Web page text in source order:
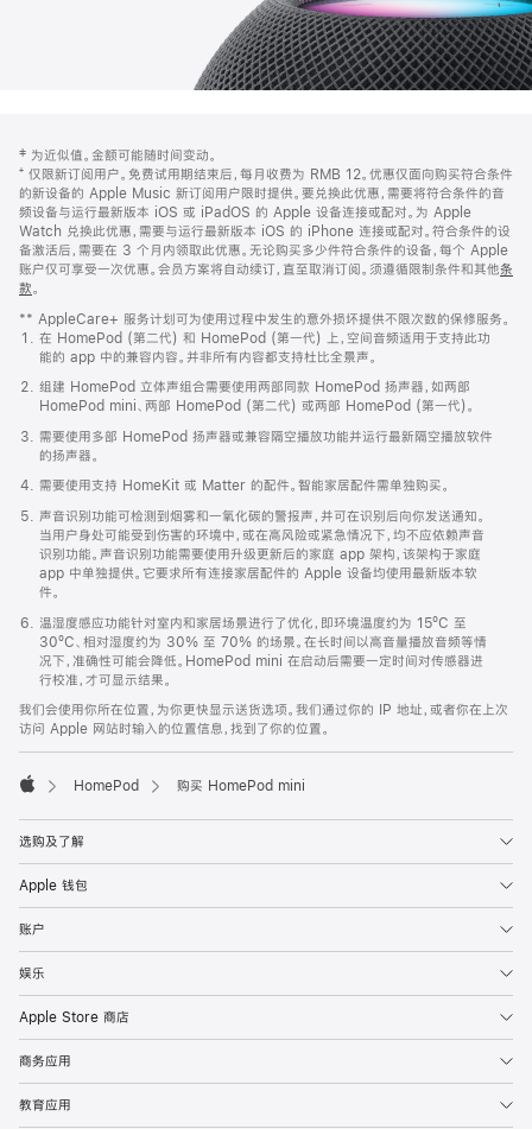
页
页
脚
注
‡ 为近似值。金额可能随时间变动。
⁺ 仅限新订阅用户。免费试用期结束后，每月收费为 RMB 12。优惠仅面向购买符合条件
的新设备的 Apple Music 新订阅用户限时提供。要兑换此优惠，需要将符合条件的音
频设备与运行最新版本 iOS 或 iPadOS 的 Apple 设备连接或配对。为 Apple
Watch 兑换此优惠，需要与运行最新版本 iOS 的 iPhone 连接或配对。符合条件的设
备激活后，需要在 3 个月内领取此优惠。无论购买多少件符合条件的设备，每个 Apple
账户仅可享受一次优惠。会员方案将自动续订，直至取消订阅。须遵循限制条件和其他条
款。
窗
口
中
打
开)
** AppleCare+ 服务计划可为使用过程中发生的意外损坏提供不限次数的保修服务。
在 HomePod (第二代) 和 HomePod (第一代) 上，空间音频适用于支持此功
能的 app 中的兼容内容。并非所有内容都支持杜比全景声。
组建 HomePod 立体声组合需要使用两部同款 HomePod 扬声器，如两部
HomePod mini、两部 HomePod (第二代) 或两部 HomePod (第一代)。
需要使用多部 HomePod 扬声器或兼容隔空播放功能并运行最新隔空播放软件
的扬声器。
需要使用支持 HomeKit 或 Matter 的配件。智能家居配件需单独购买。
声音识别功能可检测到烟雾和一氧化碳的警报声，并可在识别后向你发送通知。
当用户身处可能受到伤害的环境中，或在高风险或紧急情况下，均不应依赖声音
识别功能。声音识别功能需要使用升级更新后的家庭 app 架构，该架构于家庭
app 中单独提供。它要求所有连接家居配件的 Apple 设备均使用最新版本软
件。
温湿度感应功能针对室内和家居场景进行了优化，即环境温度约为 15ºC 至
30ºC、相对湿度约为 30% 至 70% 的场景。在长时间以高音量播放音频等情
况下，准确性可能会降低。HomePod mini 在启动后需要一定时间对传感器进
行校准，才可显示结果。
我们会使用你所在位置，为你更快显示送货选项。我们通过你的 IP 地址，或者你在上次
访问 Apple 网站时输入的位置信息，找到了你的位置。
HomePod 购买 HomePod mini
选购及了解
Apple 钱包
账户
娱乐
Apple Store 商店
商务应用
教育应用